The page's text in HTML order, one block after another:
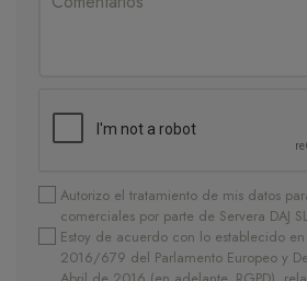
Autorizo el tratamiento de mis datos
comerciales por parte de Servera DAJ
Estoy de acuerdo con lo establecido
2016/679 del Parlamento Europeo y